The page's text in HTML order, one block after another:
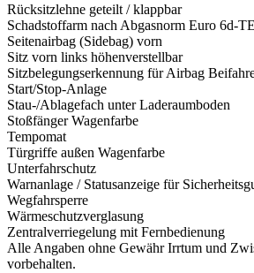
Rücksitzlehne geteilt / klappbar
Schadstoffarm nach Abgasnorm Euro 6d-
Seitenairbag (Sidebag) vorn
Sitz vorn links höhenverstellbar
Sitzbelegungserkennung für Airbag
Start/Stop-Anlage
Stau-/Ablagefach unter Laderaumboden
Stoßfänger Wagenfarbe
Tempomat
Türgriffe außen Wagenfarbe
Unterfahrschutz
Warnanlage / Statusanzeige für
Wegfahrsperre
Wärmeschutzverglasung
Zentralverriegelung mit Fernbedienung
Alle Angaben ohne Gewähr Irrtum und
vorbehalten.